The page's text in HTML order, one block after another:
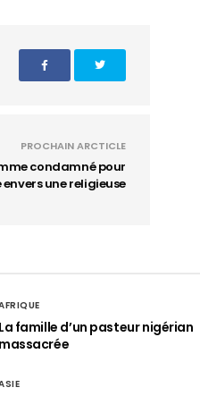
PROCHAIN ARCTICLE
condamné pour
une religieuse
La famille d’un pasteur nigérian
massacrée